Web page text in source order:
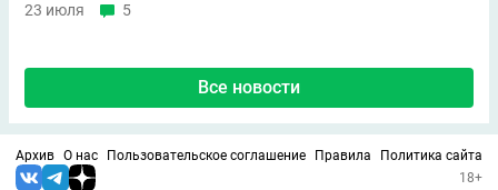
23 июля 5
Все новости
Архив О нас Пользовательское соглашение Правила
Политика сайта
18+